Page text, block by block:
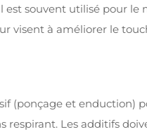
souvent utilisé pour le
visent à améliorer le
(ponçage et enduction)
respirant. Les additifs